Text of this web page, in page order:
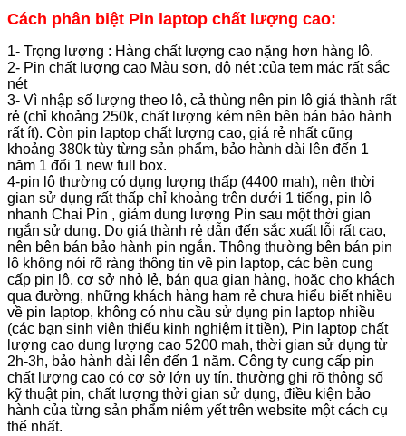
Cách phân biệt Pin laptop chất lượng cao:
1- Trọng lượng : Hàng chất lượng cao nặng hơn hàng lô.
2- Pin chất lượng cao Màu sơn, độ nét :của tem mác rất sắc
nét
3- Vì nhập số lượng theo lô, cả thùng nên pin lô giá thành rất
rẻ (chỉ khoảng 250k, chất lượng kém nên bên bán bảo hành
rất ít). Còn pin laptop chất lượng cao, giá rẻ nhất cũng
khoảng 380k tùy từng sản phẩm, bảo hành dài lên đến 1
năm 1 đổi 1 new full box.
4-pin lô thường có dụng lượng thấp (4400 mah), nên thời
gian sử dụng rất thấp chỉ khoảng trên dưới 1 tiếng, pin lô
nhanh Chai Pin , giảm dung lượng Pin sau một thời gian
ngắn sử dụng. Do giá thành rẻ dẫn đến sắc xuất lỗi rất cao,
nên bên bán bảo hành pin ngắn. Thông thường bên bán pin
lô không nói rõ ràng thông tin về pin laptop, các bên cung
cấp pin lô, cơ sở nhỏ lẻ, bán qua gian hàng, hoăc cho khách
qua đường, những khách hàng ham rẻ chưa hiểu biết nhiều
về pin laptop, không có nhu cầu sử dụng pin laptop nhiều
(các bạn sinh viên thiếu kinh nghiệm it tiền), Pin laptop chất
lượng cao dung lượng cao 5200 mah, thời gian sử dụng từ
2h-3h, bảo hành dài lên đến 1 năm. Công ty cung cấp pin
chất lượng cao có cơ sở lớn uy tín. thường ghi rõ thông số
kỹ thuật pin, chất lượng thời gian sử dụng, điều kiện bảo
hành của từng sản phẩm niêm yết trên website một cách cụ
thể nhất.